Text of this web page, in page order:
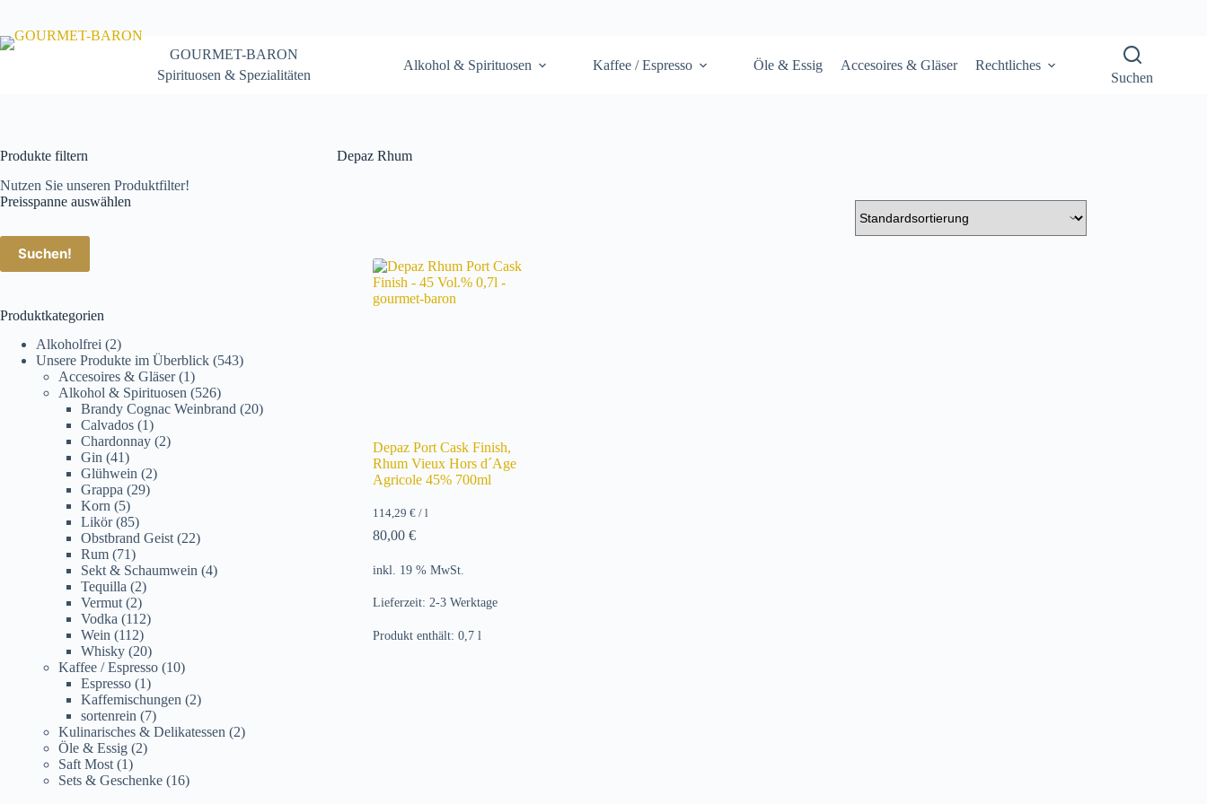
springen
GOURMET-BARON
Spirituosen & Spezialitäten
Alkohol & Spirituosen Kaffee / Espresso Öle & Essig Accesoires & Gläser
Rechtliches
Suchen
Depaz Rhum
Depaz Port Cask Finish,
Rhum Vieux Hors d´Age
Agricole 45% 700ml
114,29 €/ l
80,00 €
inkl. 19 % MwSt.
Lieferzeit: 2-3 Werktage
Produkt enthält: 0,7 l
Produkte filtern
Nutzen Sie unseren Produktfilter!
Preisspanne auswählen
Suchen!
Produktkategorien
Alkoholfrei (2)
Unsere Produkte im Überblick (543)
Accesoires & Gläser (1)
Alkohol & Spirituosen (526)
Brandy Cognac Weinbrand (20)
Calvados (1)
Chardonnay (2)
Gin (41)
Glühwein (2)
Grappa (29)
Korn (5)
Likör (85)
Obstbrand Geist (22)
Rum (71)
Sekt & Schaumwein (4)
Tequilla (2)
Vermut (2)
Vodka (112)
Wein (112)
Whisky (20)
Kaffee / Espresso (10)
Espresso (1)
Kaffemischungen (2)
sortenrein (7)
Kulinarisches & Delikatessen (2)
Öle & Essig (2)
Saft Most (1)
Sets & Geschenke (16)